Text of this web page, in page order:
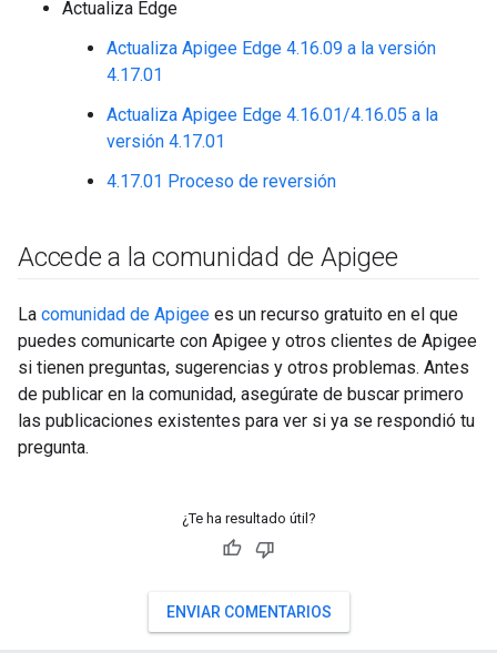
Actualiza Edge
Actualiza Apigee Edge 4.16.09 a la versión
4.17.01
Actualiza Apigee Edge 4.16.01/4.16.05 a la
versión 4.17.01
4.17.01 Proceso de reversión
Accede a la comunidad de Apigee
La comunidad de Apigee es un recurso gratuito en el que
puedes comunicarte con Apigee y otros clientes de Apigee
si tienen preguntas, sugerencias y otros problemas. Antes
de publicar en la comunidad, asegúrate de buscar primero
las publicaciones existentes para ver si ya se respondió tu
pregunta.
¿Te ha resultado útil?
ENVIAR COMENTARIOS